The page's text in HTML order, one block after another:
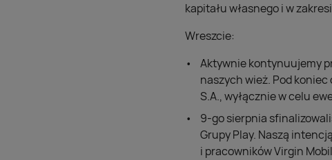
kapitału własnego i w
Wreszcie:
Aktywnie kontynuujemy
naszych wież. Pod koniec
S.A., wyłącznie w celu
9-go sierpnia
Grupy Play. Naszą
i pracowników Virgin